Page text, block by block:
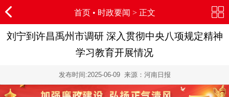
首页• 时政要闻 > 正文
刘宁到许昌禹州市调研 深入贯彻中央八项规定精神
学习教育开展情况
发布时间:2025-06-09来源：河南日报